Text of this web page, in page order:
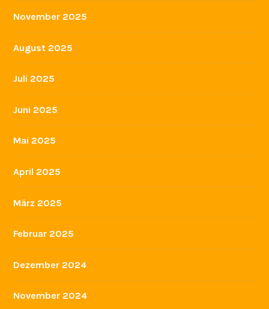
November 2025
August 2025
Juli 2025
Juni 2025
Mai 2025
April 2025
März 2025
Februar 2025
Dezember 2024
November 2024